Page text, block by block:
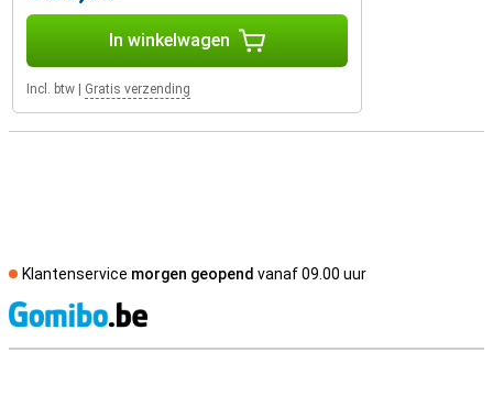
In winkelwagen
Incl. btw Gratis verzending
Klantenservice morgen geopend vanaf 09.00 uur